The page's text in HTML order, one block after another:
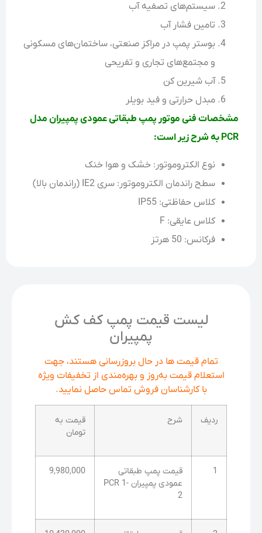
سیستم‌های تصفیه آب
تامین فشار آب
بوستر پمپ در مراکز صنعتی، ساختمان‌های مسکونی
و مجتمع‌های تجاری و تفریحی
آب شیرین کن
مبدل حرارتی و فید بویلر
مشخصات فنی موتور پمپ طبقاتی عمودی پمپیران مدل
PCR به شرح زیر است:
نوع الکتروموتور: خشک و هوا خنک
سطح راندمان الکتروموتور: سری IE2 (راندمان بالا)
کلاس حفاظتی: IP55
کلاس عایقی: F
فرکانس: 50 هرتز
لیست قیمت پمپ کف کش
پمپیران
تمام قیمت ها در حال بروزرسانی هستند، جهت
استعلام قیمت به‌روز و بهره‌مندی از تخفیفات ویژه
با کارشناسان فروش تماس حاصل نمایید.
ردیف شرح
قیمت به
تومان
1
قیمت پمپ طبقاتی
عمودی پمپیران PCR 1-
2
9,980,000